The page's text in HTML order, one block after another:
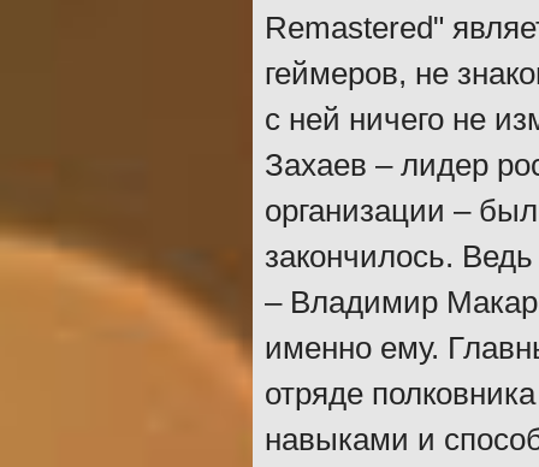
Remastered"
геймеров, не
с ней ничего не
Захаев – лидер
организации –
закончилось.
– Владимир
именно ему.
отряде
навыками и